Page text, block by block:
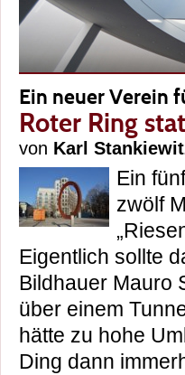
Ein neuer Verein
Roter Ring
von Karl
Ein
zwölf
Eigentlich sollte
Bildhauer Mauro
über einem
hätte zu hohe
Ding dann